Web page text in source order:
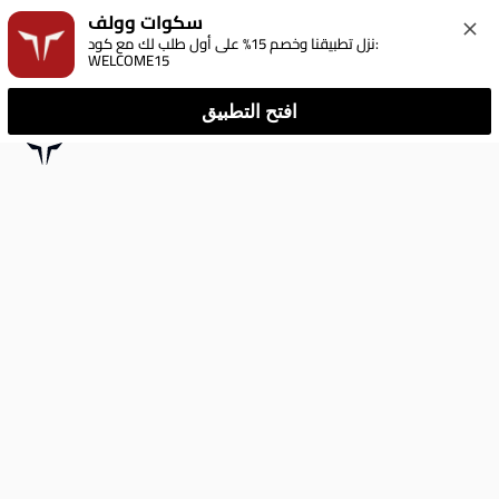
سكوات وولف
نزل تطبيقنا وخصم 15% على أول طلب لك مع كود:
WELCOME15
افتح التطبيق